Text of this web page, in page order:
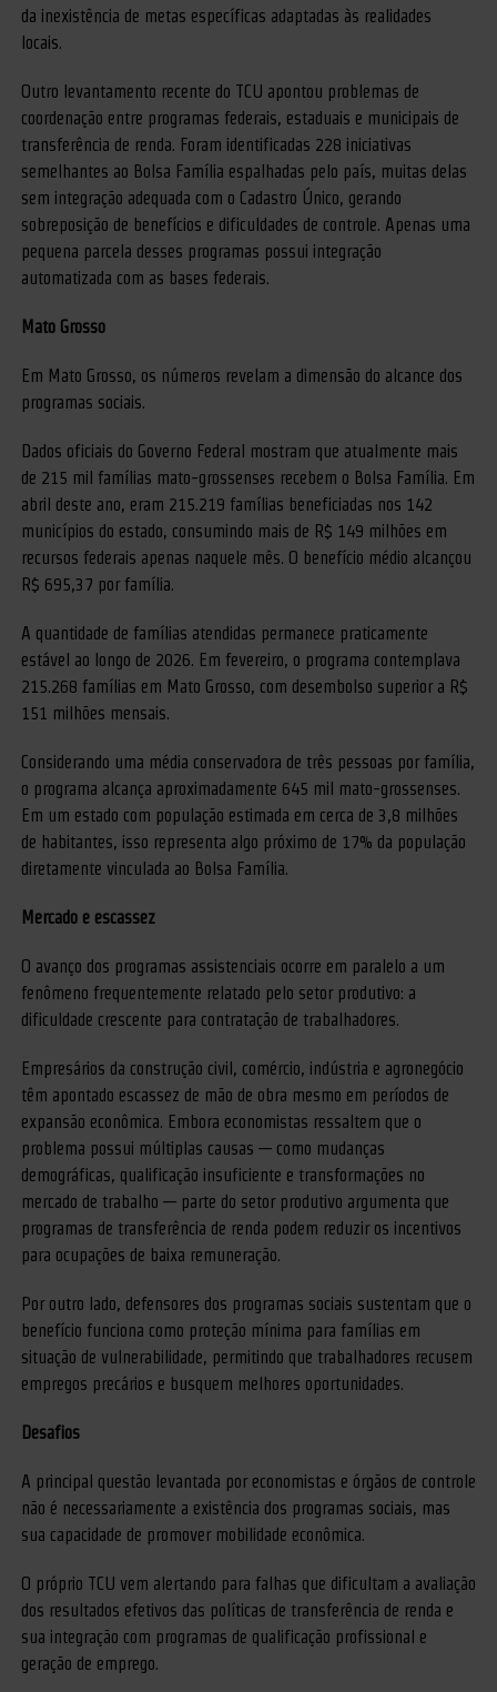
da inexistência de metas específicas adaptadas às realidades
locais.
Outro levantamento recente do TCU apontou problemas de
coordenação entre programas federais, estaduais e municipais de
transferência de renda. Foram identificadas 228 iniciativas
semelhantes ao Bolsa Família espalhadas pelo país, muitas delas
sem integração adequada com o Cadastro Único, gerando
sobreposição de benefícios e dificuldades de controle. Apenas uma
pequena parcela desses programas possui integração
automatizada com as bases federais.
Mato Grosso
Em Mato Grosso, os números revelam a dimensão do alcance dos
programas sociais.
Dados oficiais do Governo Federal mostram que atualmente mais
de 215 mil famílias mato-grossenses recebem o Bolsa Família. Em
abril deste ano, eram 215.219 famílias beneficiadas nos 142
municípios do estado, consumindo mais de R$ 149 milhões em
recursos federais apenas naquele mês. O benefício médio alcançou
R$ 695,37 por família.
A quantidade de famílias atendidas permanece praticamente
estável ao longo de 2026. Em fevereiro, o programa contemplava
215.268 famílias em Mato Grosso, com desembolso superior a R$
151 milhões mensais.
Considerando uma média conservadora de três pessoas por família,
o programa alcança aproximadamente 645 mil mato-grossenses.
Em um estado com população estimada em cerca de 3,8 milhões
de habitantes, isso representa algo próximo de 17% da população
diretamente vinculada ao Bolsa Família.
Mercado e escassez
O avanço dos programas assistenciais ocorre em paralelo a um
fenômeno frequentemente relatado pelo setor produtivo: a
dificuldade crescente para contratação de trabalhadores.
Empresários da construção civil, comércio, indústria e agronegócio
têm apontado escassez de mão de obra mesmo em períodos de
expansão econômica. Embora economistas ressaltem que o
problema possui múltiplas causas — como mudanças
demográficas, qualificação insuficiente e transformações no
mercado de trabalho — parte do setor produtivo argumenta que
programas de transferência de renda podem reduzir os incentivos
para ocupações de baixa remuneração.
Por outro lado, defensores dos programas sociais sustentam que o
benefício funciona como proteção mínima para famílias em
situação de vulnerabilidade, permitindo que trabalhadores recusem
empregos precários e busquem melhores oportunidades.
Desafios
A principal questão levantada por economistas e órgãos de controle
não é necessariamente a existência dos programas sociais, mas
sua capacidade de promover mobilidade econômica.
O próprio TCU vem alertando para falhas que dificultam a avaliação
dos resultados efetivos das políticas de transferência de renda e
sua integração com programas de qualificação profissional e
geração de emprego.